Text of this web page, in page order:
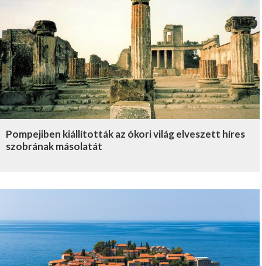
Pompejiben kiállították az ókori világ elveszett híres
szobrának másolatát